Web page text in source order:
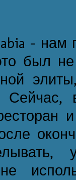
- нам
был